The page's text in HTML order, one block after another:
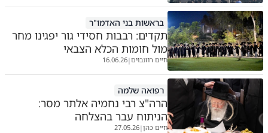
בראשות בני האדמו"ר
תקדים: רבבות חסידי גור יפגינו מחר
מול חומות הכלא הצבאי
חיים רוזנבוים|
16.06.26
רפואה שלמה
הרה"צ רבי נחמיה אלתר מסר:
הניתוח עבר בהצלחה
חיים כהן|
27.05.26